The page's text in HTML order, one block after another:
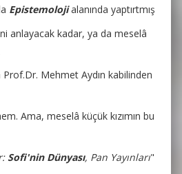
Epistemolojialanında yaptırtmış
anlayacak kadar, ya da meselâ
Mehmet Aydın kabilinden
Ama, meselâ küçük kızımın bu
Sofi'nin Dünyası, Pan Yayınları"